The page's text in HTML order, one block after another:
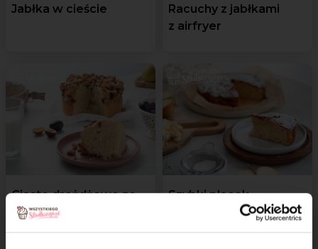
Jabłka w cieście
Racuchy z jabłkami
z airfryer
Ciasto drożdżowe ze
śliwkami z airfryer
Szybki placek
z jabłkami z air fryer